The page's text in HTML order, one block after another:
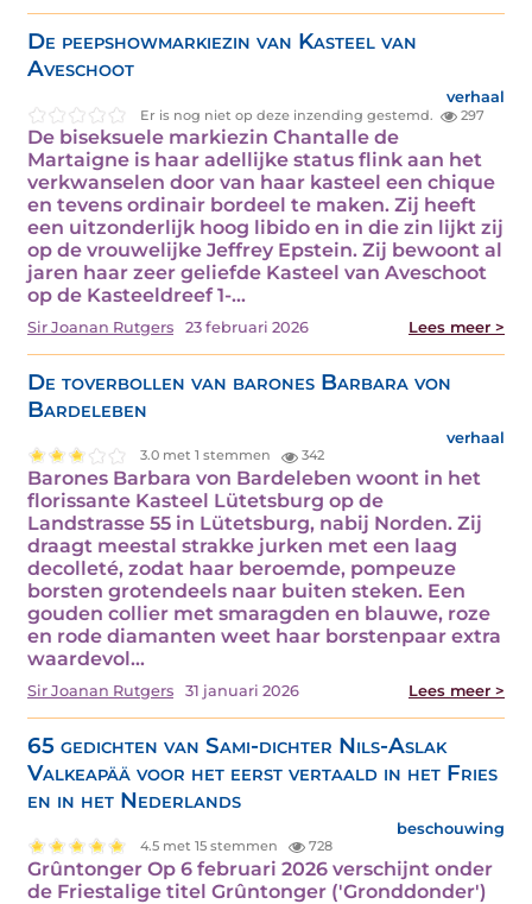
De peepshowmarkiezin van Kasteel van
Aveschoot
verhaal
Er is nog niet op deze inzending gestemd. 297
De biseksuele markiezin Chantalle de
Martaigne is haar adellijke status flink aan het
verkwanselen door van haar kasteel een chique
en tevens ordinair bordeel te maken. Zij heeft
een uitzonderlijk hoog libido en in die zin lijkt zij
op de vrouwelijke Jeffrey Epstein. Zij bewoont al
jaren haar zeer geliefde Kasteel van Aveschoot
op de Kasteeldreef 1-…
Sir Joanan Rutgers 23 februari 2026 Lees meer >
De toverbollen van barones Barbara von
Bardeleben
verhaal
3.0 met 1 stemmen 342
Barones Barbara von Bardeleben woont in het
florissante Kasteel Lütetsburg op de
Landstrasse 55 in Lütetsburg, nabij Norden. Zij
draagt meestal strakke jurken met een laag
decolleté, zodat haar beroemde, pompeuze
borsten grotendeels naar buiten steken. Een
gouden collier met smaragden en blauwe, roze
en rode diamanten weet haar borstenpaar extra
waardevol…
Sir Joanan Rutgers 31 januari 2026 Lees meer >
65 gedichten van Sami-dichter Nils-Aslak
Valkeapää voor het eerst vertaald in het Fries
en in het Nederlands
beschouwing
4.5 met 15 stemmen 728
Grûntonger Op 6 februari 2026 verschijnt onder
de Friestalige titel Grûntonger ('Gronddonder')